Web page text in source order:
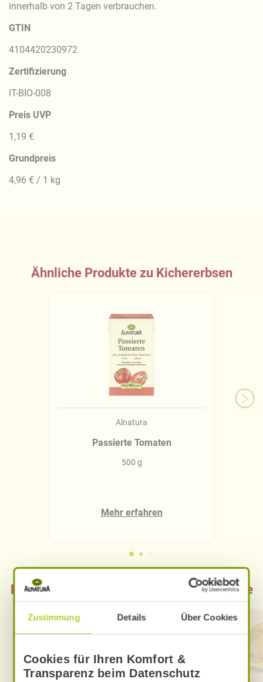
Zustimmung Details Über Cookies
Cookies für Ihren Komfort &
Transparenz beim Datenschutz
innerhalb von 2 Tagen verbrauchen.
GTIN
4104420230972
Zertifizierung
IT-BIO-008
Preis UVP
1,19 €
Grundpreis
4,96 € / 1 kg
Ähnliche Produkte zu Kichererbsen
Alnatura
Passierte Tomaten
500 g
Mehr erfahren
Entdecken Sie die neuen Alnatura Rezepte